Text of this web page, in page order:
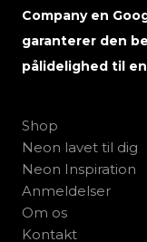
Company en
garanterer den
pålidelighed til
Shop
Neon lavet til dig
Neon Inspiration
Anmeldelser
Om os
Kontakt